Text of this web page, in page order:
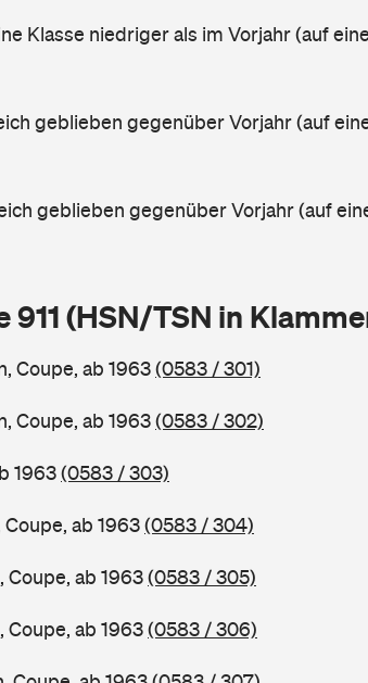
Klasse niedriger als im Vorjahr (auf
geblieben gegenüber Vorjahr (auf
geblieben gegenüber Vorjahr (auf
(HSN/TSN in
Coupe, ab 1963(0583 / 301)
Coupe, ab 1963(0583 / 302)
1963(0583 / 303)
Coupe, ab 1963(0583 / 304)
Coupe, ab 1963(0583 / 305)
Coupe, ab 1963(0583 / 306)